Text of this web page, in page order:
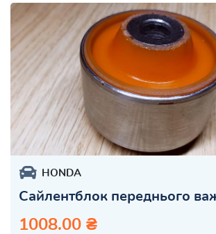
HONDA
Сайлентблок переднього
1008.00 ₴